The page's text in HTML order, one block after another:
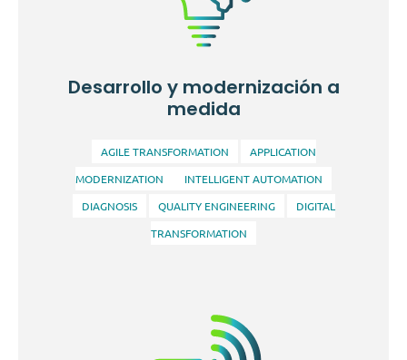
Combinamos investigación de mercado, análisis de
diseños que optimicen la experiencia del usuario y el
valor del producto.
Desarrollo y modernización a
medida
AGILE TRANSFORMATION
APPLICATION
MODERNIZATION
INTELLIGENT AUTOMATION
DIAGNOSIS
QUALITY ENGINEERING
DIGITAL
TRANSFORMATION